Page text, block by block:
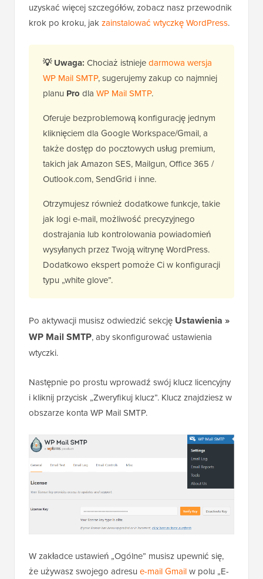
uzyskać więcej szczegółów, zobacz nasz przewodnik
krok po kroku, jakzainstalować wtyczkę WordPress.
💡 Uwaga: Chociaż istniejedarmowa wersja
WP Mail SMTP, sugerujemy zakup co najmniej
planu Pro dla WP Mail SMTP.
Oferuje bezproblemową konfigurację jednym
kliknięciem dla Google Workspace/Gmail, a
także dostęp do pocztowych usług premium,
takich jak Amazon SES, Mailgun, Office 365 /
Outlook.com, SendGrid i inne.
Otrzymujesz również dodatkowe funkcje, takie
jak logi e-mail, możliwość precyzyjnego
dostrajania lub kontrolowania powiadomień
wysyłanych przez Twoją witrynę WordPress.
Dodatkowo ekspert pomoże Ci w konfiguracji
typu „white glove”.
Po aktywacji musisz odwiedzić sekcję Ustawienia »
WP Mail SMTP, aby skonfigurować ustawienia
wtyczki.
Następnie po prostu wprowadź swój klucz licencyjny
i kliknij przycisk „Zweryfikuj klucz”. Klucz znajdziesz w
obszarze konta WP Mail SMTP.
W zakładce ustawień „Ogólne” musisz upewnić się,
że używasz swojego adresu e-mail Gmailw polu „E-